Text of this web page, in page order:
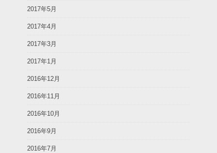
2017年5月
2017年4月
2017年3月
2017年1月
2016年12月
2016年11月
2016年10月
2016年9月
2016年7月